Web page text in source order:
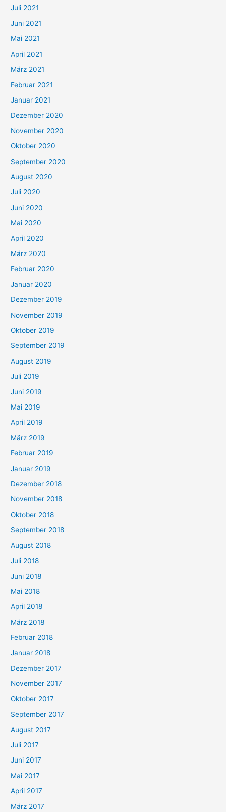
a
c
h
:
Juli 2021
Juni 2021
Mai 2021
April 2021
März 2021
Februar 2021
Januar 2021
Dezember 2020
November 2020
Oktober 2020
September 2020
August 2020
Juli 2020
Juni 2020
Mai 2020
April 2020
März 2020
Februar 2020
Januar 2020
Dezember 2019
November 2019
Oktober 2019
September 2019
August 2019
Juli 2019
Juni 2019
Mai 2019
April 2019
März 2019
Februar 2019
Januar 2019
Dezember 2018
November 2018
Oktober 2018
September 2018
August 2018
Juli 2018
Juni 2018
Mai 2018
April 2018
März 2018
Februar 2018
Januar 2018
Dezember 2017
November 2017
Oktober 2017
September 2017
August 2017
Juli 2017
Juni 2017
Mai 2017
April 2017
März 2017